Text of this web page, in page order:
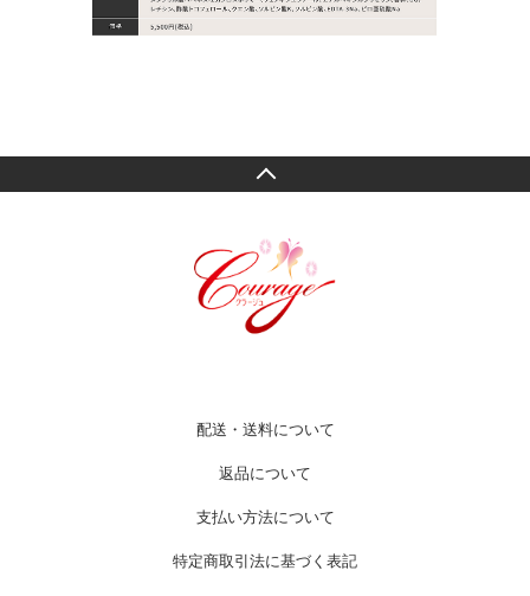
配送・送料について
返品について
支払い方法について
特定商取引法に基づく表記